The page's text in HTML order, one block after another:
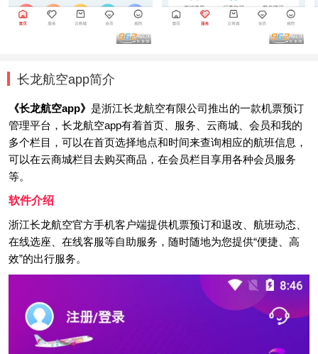
长龙航空app简介
《长龙航空app》 是浙江长龙航空有限公司推出的一款机票预订
管理平台，长龙航空app有着首页、服务、云商城、会员和我的
多个栏目，可以在首页选择地点和时间来查询相应的航班信息，
可以在云商城栏目去购买商品，在会员栏目享用各种会员服务
等。
软件介绍
浙江长龙航空官方手机客户端提供机票预订和退改、航班动态、
在线选座、在线客服等自助服务，随时随地为您提供“便捷、高
效”的出行服务。